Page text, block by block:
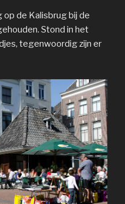
de Kalisbrug bij de
Stond in het
tegenwoordig zijn er